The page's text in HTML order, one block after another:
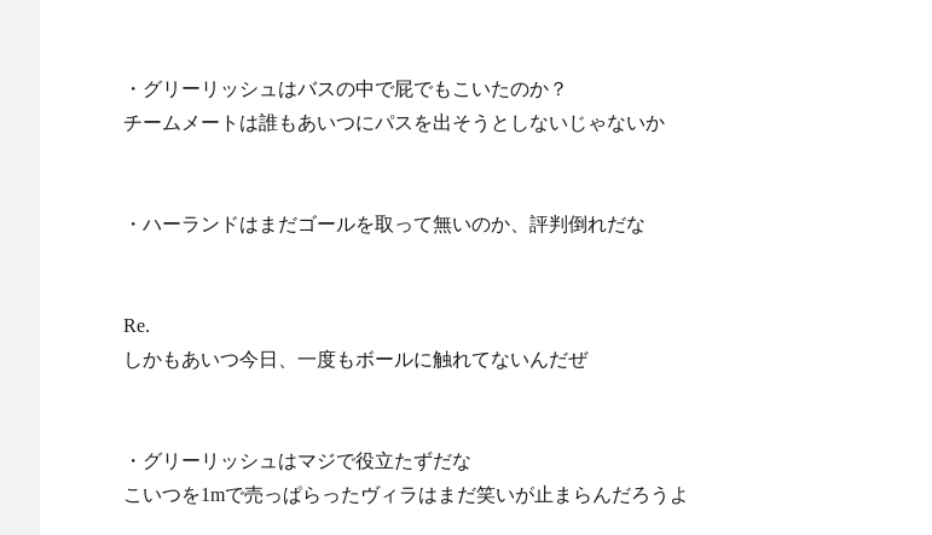
・グリーリッシュはバスの中で屁でもこいたのか？
チームメートは誰もあいつにパスを出そうとしないじゃないか
・ハーランドはまだゴールを取って無いのか、評判倒れだな
Re.
しかもあいつ今日、一度もボールに触れてないんだぜ
・グリーリッシュはマジで役立たずだな
こいつを1mで売っぱらったヴィラはまだ笑いが止まらんだろうよ